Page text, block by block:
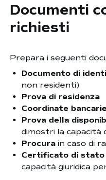
Documenti
richiesti
Prepara i seguenti
Documento di
non residenti)
Prova di residenza
Coordinate
Prova della
dimostri la capacità
Procura in caso di
Certificato di stato
capacità giuridica